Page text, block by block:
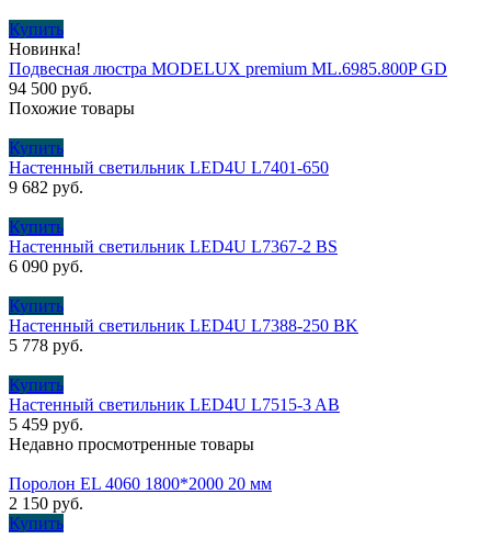
Купить
Новинка!
Подвесная люстра MODELUX premium ML.6985.800P GD
94 500 руб.
Похожие товары
Купить
Настенный светильник LED4U L7401-650
9 682 руб.
Купить
Настенный cветильник LED4U L7367-2 BS
6 090 руб.
Купить
Настенный светильник LED4U L7388-250 BK
5 778 руб.
Купить
Настенный светильник LED4U L7515-3 AB
5 459 руб.
Недавно просмотренные товары
Поролон EL 4060 1800*2000 20 мм
2 150 руб.
Купить